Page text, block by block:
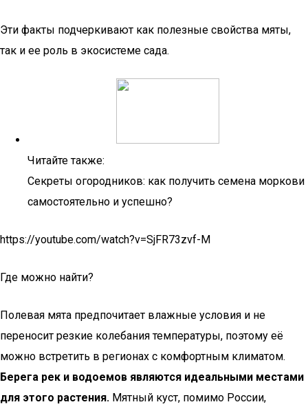
Эти факты подчеркивают как полезные свойства мяты,
так и ее роль в экосистеме сада.
Читайте также:
Секреты огородников: как получить семена моркови
самостоятельно и успешно?
https://youtube.com/watch?v=SjFR73zvf-M
Где можно найти?
Полевая мята предпочитает влажные условия и не
переносит резкие колебания температуры, поэтому её
можно встретить в регионах с комфортным климатом.
Берега рек и водоемов являются идеальными местами
для этого растения. Мятный куст, помимо России,